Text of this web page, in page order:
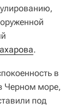
.
в
Черном море,
под